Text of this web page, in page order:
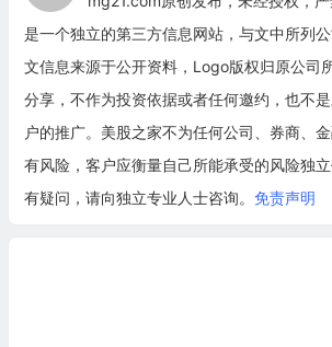
是一个独立的第三方信息网站，与文中所列
文信息来源于公开资料，Logo版权归原公司
分享，不作为投资依据或者任何邀约，也不
户的推广。美股之家不为任何公司、券商、
有风险，客户应衡量自己所能承受的风险独
有疑问，请向独立专业人士咨询。 免责声明